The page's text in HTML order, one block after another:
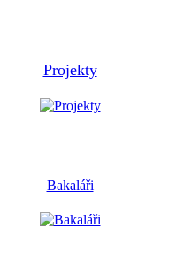
Projekty
Bakaláři